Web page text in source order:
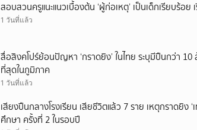
สอบสวนครูแนะแนวเบื้องต้น ‘ผู้ก่อเหตุ’ เป็นเด็กเรียบร้อย
1 วันที่แล้ว
สื่อสิงคโปร์ย้อนปัญหา ‘กราดยิง’ ในไทย ระบุมีปืนกว่า
ที่สุดในภูมิภาค
1 วันที่แล้ว
เสียงปืนกลางโรงเรียน เสียชีวิตแล้ว 7 ราย เหตุกราดยิง
ศึกษา ครั้งที่ 2 ในรอบปี